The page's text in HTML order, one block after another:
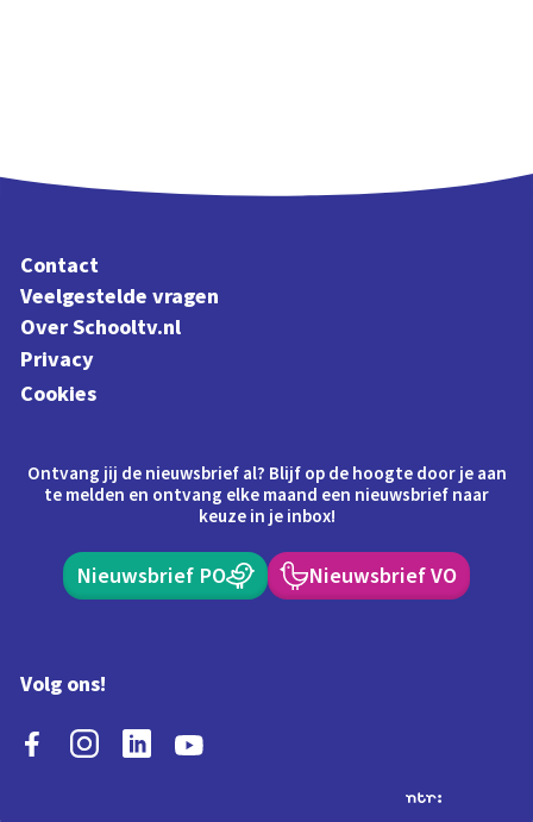
Contact
Veelgestelde vragen
Over Schooltv.nl
Privacy
Cookies
Ontvang jij de nieuwsbrief al? Blijf op de hoogte door je aan
te melden en ontvang elke maand een nieuwsbrief naar
keuze in je inbox!
Nieuwsbrief PO Nieuwsbrief VO
Volg ons!